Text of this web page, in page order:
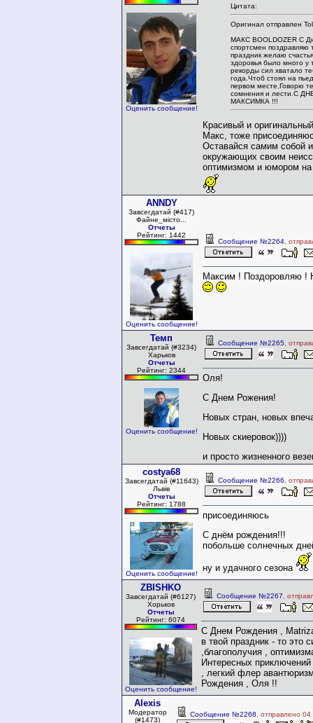
Оценить сообщение!
Цитата:
Оригинал отправлен
МАКС BOOLDOZER С
спортсмен поздравляю
праздник желаю
здоровья было много у
рекорды сил хватало
года.Чтоб стоял на
первом месте,Говорю
сомнения и лести.С
МАКСИМКА !!!
Красивый и
Макс, тоже
Оставайся самим собой
окружающих своим
оптимизмом и юмором на
ANNDY
Завсегдатай (#417)
Файне_місто...
Отчеты
Рейтинг: 1442
Оценить сообщение!
Сообщение №2264 ,
Максим ! Поздоровляю !
Темп
Завсегдатай (#3234)
Харьков
Отчеты
Рейтинг: 2344
Оценить сообщение!
Сообщение №2265 ,
Оля!
С Днем Рожения!
Новых стран, новых
Новых скиеровок))))
и просто жизненного
costya68
Завсегдатай (#11643)
Львів
Отчеты
Рейтинг: 1788
Оценить сообщение!
Сообщение №2266 ,
присоединяюсь
С днём рождения!!!
побольше солнечных
ну и удачного сезона
ZBISHKO
Завсегдатай (#6127)
Хорьков
Отчеты
Рейтинг: 6074
Оценить сообщение!
Сообщение №2267 ,
С Днем Рождения ,
в твой праздник - то это
,благополучия ,
Интересных
, легкий флер
Рождения , Оля !!
Alexis
Модератор
(#1473)
Сообщение №2268 , отправлено